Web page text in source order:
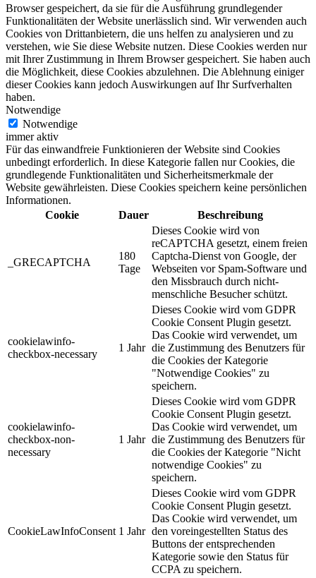
Browser gespeichert, da sie für die Ausführung grundlegender
Funktionalitäten der Website unerlässlich sind. Wir verwenden auch
Cookies von Drittanbietern, die uns helfen zu analysieren und zu
verstehen, wie Sie diese Website nutzen. Diese Cookies werden nur
mit Ihrer Zustimmung in Ihrem Browser gespeichert. Sie haben auch
die Möglichkeit, diese Cookies abzulehnen. Die Ablehnung einiger
dieser Cookies kann jedoch Auswirkungen auf Ihr Surfverhalten
haben.
Notwendige
Notwendige
immer aktiv
Für das einwandfreie Funktionieren der Website sind Cookies
unbedingt erforderlich. In diese Kategorie fallen nur Cookies, die
grundlegende Funktionalitäten und Sicherheitsmerkmale der
Website gewährleisten. Diese Cookies speichern keine persönlichen
Informationen.
Cookie
Dauer Beschreibung
_GRECAPTCHA
180
Tage
Dieses Cookie wird von
reCAPTCHA gesetzt, einem freien
Captcha-Dienst von Google, der
Webseiten vor Spam-Software und
den Missbrauch durch nicht-
menschliche Besucher schützt.
cookielawinfo-
checkbox-necessary
1 Jahr
Dieses Cookie wird vom GDPR
Cookie Consent Plugin gesetzt.
Das Cookie wird verwendet, um
die Zustimmung des Benutzers für
die Cookies der Kategorie
"Notwendige Cookies" zu
speichern.
cookielawinfo-
checkbox-non-
necessary
1 Jahr
Dieses Cookie wird vom GDPR
Cookie Consent Plugin gesetzt.
Das Cookie wird verwendet, um
die Zustimmung des Benutzers für
die Cookies der Kategorie "Nicht
notwendige Cookies" zu
speichern.
CookieLawInfoConsent 1 Jahr
Dieses Cookie wird vom GDPR
Cookie Consent Plugin gesetzt.
Das Cookie wird verwendet, um
den voreingestellten Status des
Buttons der entsprechenden
Kategorie sowie den Status für
CCPA zu speichern.